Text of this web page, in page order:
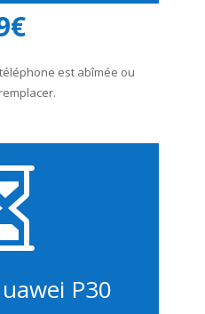
est abîmée ou
P30